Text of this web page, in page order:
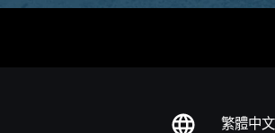
繁體中文